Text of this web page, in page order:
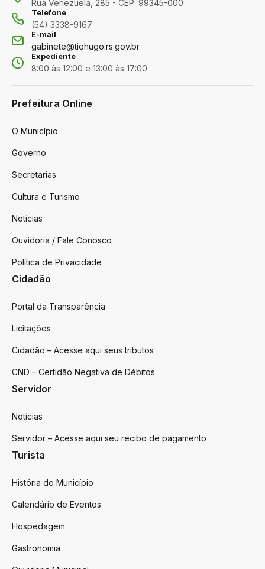
Rua Venezuela, 285 - CEP: 99345-000
Telefone
(54) 3338-9167
E-mail
gabinete@tiohugo.rs.gov.br
Expediente
8:00 às 12:00 e 13:00 às 17:00
Prefeitura Online
O Município
Governo
Secretarias
Cultura e Turismo
Notícias
Ouvidoria / Fale Conosco
Política de Privacidade
Cidadão
Portal da Transparência
Licitações
Cidadão – Acesse aqui seus tributos
CND – Certidão Negativa de Débitos
Servidor
Notícias
Servidor – Acesse aqui seu recibo de pagamento
Turista
História do Município
Calendário de Eventos
Hospedagem
Gastronomia